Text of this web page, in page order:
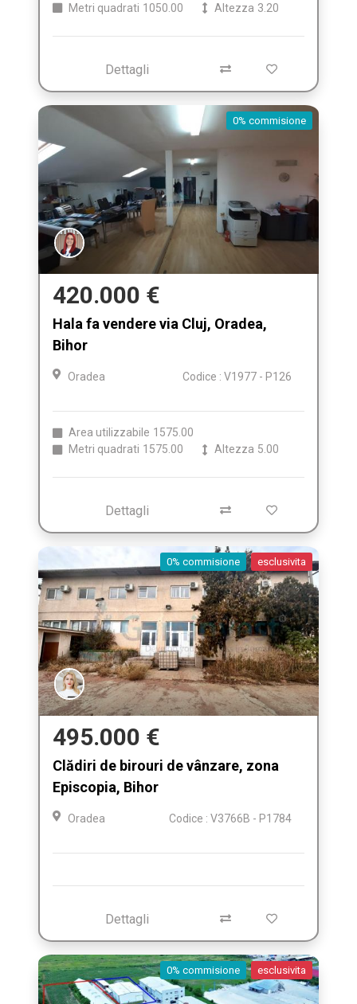
Metri quadrati 1050.00 Altezza 3.20
Dettagli
0% commisione
420.000 €
Hala fa vendere via Cluj, Oradea,
Bihor
Oradea Codice : V1977 - P126
Area utilizzabile 1575.00
Metri quadrati 1575.00 Altezza 5.00
Dettagli
0% commisione esclusivita
495.000 €
Clădiri de birouri de vânzare, zona
Episcopia, Bihor
Oradea Codice : V3766B - P1784
Dettagli
0% commisione esclusivita